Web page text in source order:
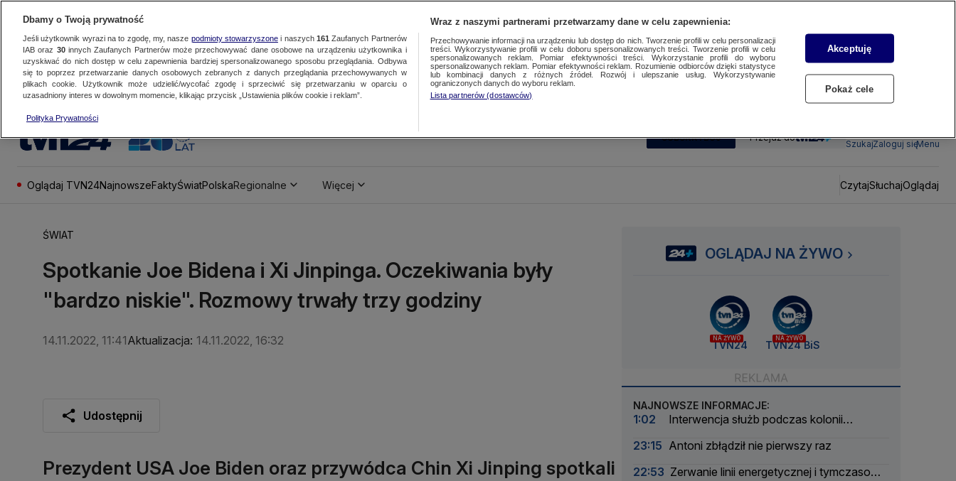
SUBSKRYBUJ Przejdź do
SzukajZaloguj sięMenu
Oglądaj TVN24NajnowszeFaktyŚwiatPolskaRegionalne Więcej CzytajSłuchajOglądaj
ŚWIAT
Spotkanie Joe Bidena i Xi Jinpinga. Oczekiwania były
"bardzo niskie". Rozmowy trwały trzy godziny
14.11.2022, 11:41Aktualizacja: 14.11.2022, 16:32
Udostępnij
Prezydent USA Joe Biden oraz przywódca Chin Xi Jinping spotkali
OGLĄDAJ NA ŻYWO
NA ŻYWO
TVN24
NA ŻYWO
TVN24 BiS
NAJNOWSZE INFORMACJE:
1:02
Interwencja służb podczas kolonii
23:15 Antoni zbłądził nie pierwszy raz
22:53 Zerwanie linii energetycznej i tymczasowa
Dbamy o Twoją prywatność
Jeśli użytkownik wyrazi na to zgodę, my, nasze podmioty stowarzyszonei naszych 161 Zaufanych Partnerów
IAB oraz 30innych Zaufanych Partnerów może przechowywać dane osobowe na urządzeniu użytkownika i
uzyskiwać do nich dostęp w celu zapewnienia bardziej spersonalizowanego sposobu przeglądania. Odbywa
się to poprzez przetwarzanie danych osobowych zebranych z danych przeglądania przechowywanych w
plikach cookie. Użytkownik może udzielić/wycofać zgodę i sprzeciwić się przetwarzaniu w oparciu o
uzasadniony interes w dowolnym momencie, klikając przycisk „Ustawienia plików cookie i reklam”.
Polityka Prywatności
Wraz z naszymi partnerami przetwarzamy dane w celu zapewnienia:
Przechowywanie informacji na urządzeniu lub dostęp do nich. Tworzenie profili w celu personalizacji
treści. Wykorzystywanie profili w celu doboru spersonalizowanych treści. Tworzenie profili w celu
spersonalizowanych reklam. Pomiar efektywności treści. Wykorzystanie profili do wyboru
spersonalizowanych reklam. Pomiar efektywności reklam. Rozumienie odbiorców dzięki statystyce
lub kombinacji danych z różnych źródeł. Rozwój i ulepszanie usług. Wykorzystywanie
ograniczonych danych do wyboru reklam.
Lista partnerów (dostawców)
Akceptuję
Pokaż cele